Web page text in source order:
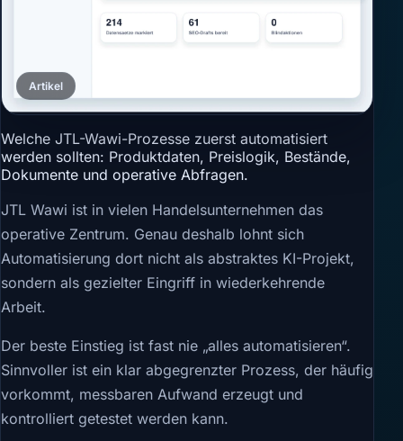
Artikel
Welche JTL-Wawi-Prozesse zuerst automatisiert
werden sollten: Produktdaten, Preislogik, Bestände,
Dokumente und operative Abfragen.
JTL Wawi ist in vielen Handelsunternehmen das
operative Zentrum. Genau deshalb lohnt sich
Automatisierung dort nicht als abstraktes KI-Projekt,
sondern als gezielter Eingriff in wiederkehrende
Arbeit.
Der beste Einstieg ist fast nie „alles automatisieren“.
Sinnvoller ist ein klar abgegrenzter Prozess, der häufig
vorkommt, messbaren Aufwand erzeugt und
kontrolliert getestet werden kann.